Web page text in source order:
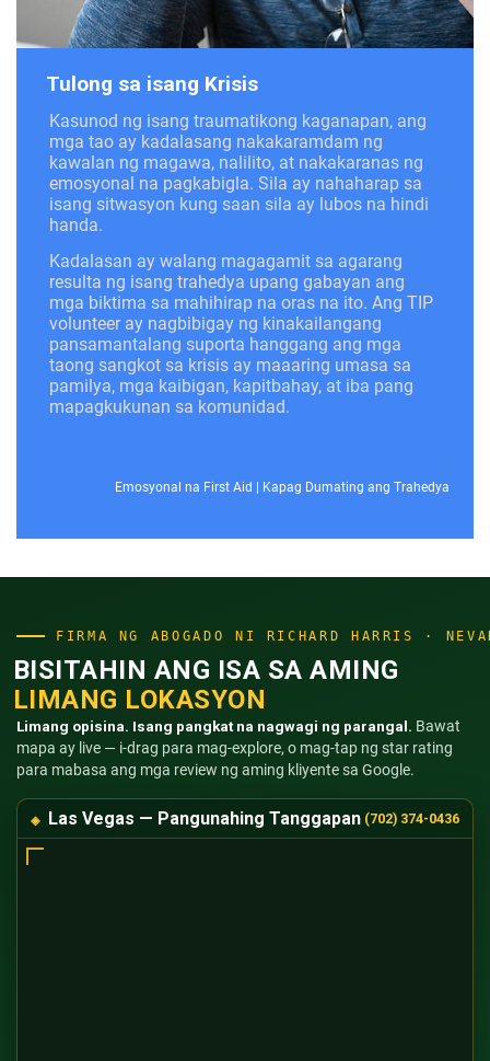
Tulong sa isang Krisis
Kasunod ng isang traumatikong kaganapan, ang
mga tao ay kadalasang nakakaramdam ng
kawalan ng magawa, nalilito, at nakakaranas ng
emosyonal na pagkabigla. Sila ay nahaharap sa
isang sitwasyon kung saan sila ay lubos na hindi
handa.
Kadalasan ay walang magagamit sa agarang
resulta ng isang trahedya upang gabayan ang
mga biktima sa mahihirap na oras na ito. Ang TIP
volunteer ay nagbibigay ng kinakailangang
pansamantalang suporta hanggang ang mga
taong sangkot sa krisis ay maaaring umasa sa
pamilya, mga kaibigan, kapitbahay, at iba pang
mapagkukunan sa komunidad.
Emosyonal na First Aid | Kapag Dumating ang Trahedya
FIRMA NG ABOGADO NI RICHARD HARRIS ·
BISITAHIN ANG ISA SA AMING
LIMANG LOKASYON
Limang opisina. Isang pangkat na nagwagi ng parangal. Bawat
mapa ay live — i-drag para mag-explore, o mag-tap ng star rating
para mabasa ang mga review ng aming kliyente sa Google.
Las Vegas — Pangunahing Tanggapan (702) 374-0436